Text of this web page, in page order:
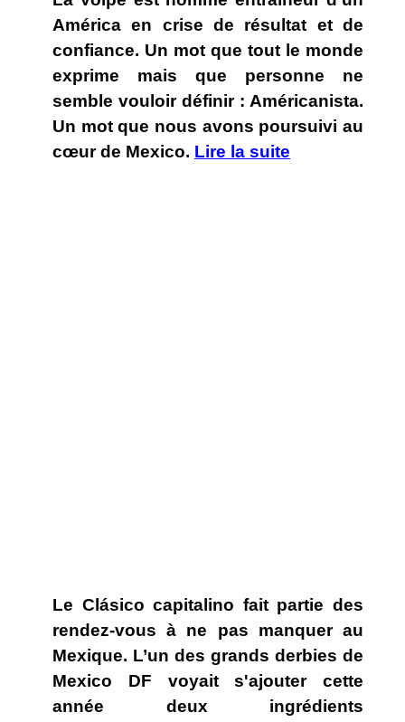
América en crise de résultat et de
confiance. Un mot que tout le monde
exprime mais que personne ne
semble vouloir définir : Américanista.
Un mot que nous avons poursuivi au
cœur de Mexico. Lire la suite
Le Clásico capitalino fait partie des
rendez-vous à ne pas manquer au
Mexique. L’un des grands derbies de
Mexico DF voyait s'ajouter cette
année deux ingrédients